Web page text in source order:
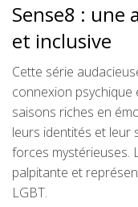
Sense8 : une
et inclusive
Cette série
connexion
saisons riches en
leurs identités et leur
forces mystérieuses.
palpitante et
LGBT.